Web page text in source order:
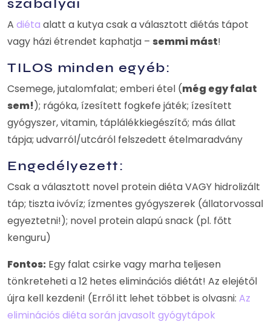
szabályai
A diéta alatt a kutya csak a választott diétás tápot
vagy házi étrendet kaphatja – semmi mást!
TILOS minden egyéb:
Csemege, jutalomfalat; emberi étel (még egy falat
sem!); rágóka, ízesített fogkefe játék; ízesített
gyógyszer, vitamin, táplálékkiegészítő; más állat
tápja; udvarról/utcáról felszedett ételmaradvány
Engedélyezett:
Csak a választott novel protein diéta VAGY hidrolizált
táp; tiszta ivóvíz; ízmentes gyógyszerek (állatorvossal
egyeztetni!); novel protein alapú snack (pl. főtt
kenguru)
Fontos: Egy falat csirke vagy marha teljesen
tönkreteheti a 12 hetes eliminációs diétát! Az elejétől
újra kell kezdeni! (Erről itt lehet többet is olvasni: Az
eliminációs diéta során javasolt gyógytápok